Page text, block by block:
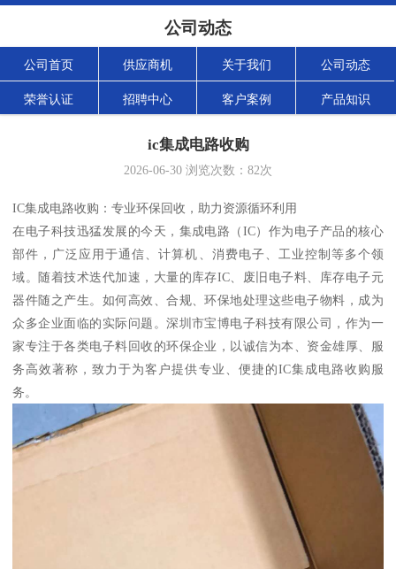
公司动态
公司首页 供应商机 关于我们 公司动态
荣誉认证 招聘中心 客户案例 产品知识
ic集成电路收购
2026-06-30 浏览次数： 82次
IC集成电路收购：专业环保回收，助力资源循环利用
在电子科技迅猛发展的今天，集成电路（IC）作为电子产品的核心
部件，广泛应用于通信、计算机、消费电子、工业控制等多个领
域。随着技术迭代加速，大量的库存IC、废旧电子料、库存电子元
器件随之产生。如何高效、合规、环保地处理这些电子物料，成为
众多企业面临的实际问题。深圳市宝博电子科技有限公司，作为一
家专注于各类电子料回收的环保企业，以诚信为本、资金雄厚、服
务高效著称，致力于为客户提供专业、便捷的IC集成电路收购服
务。